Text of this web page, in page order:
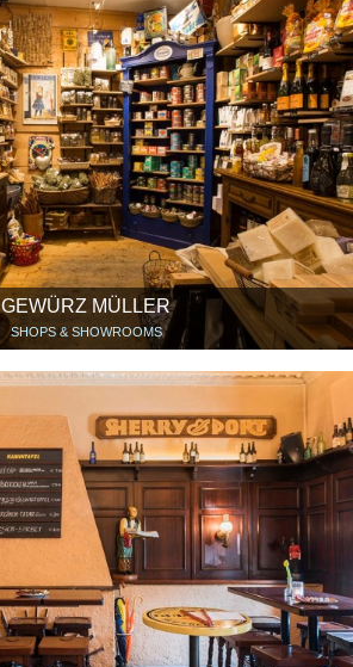
GEWÜRZ MÜLLER
SHOPS & SHOWROOMS